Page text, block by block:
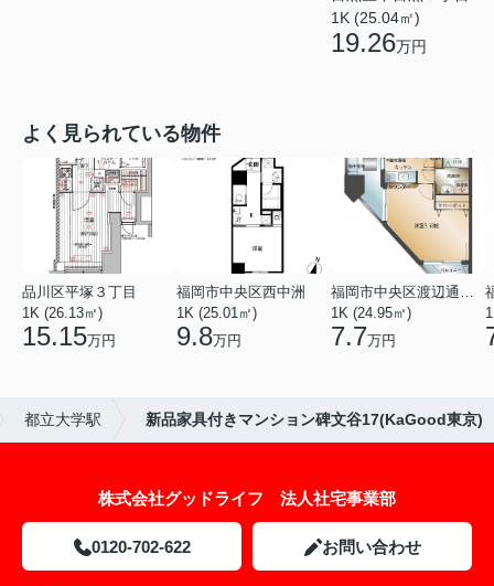
1K (25.04㎡)
19.26万円
よく見られている物件
品川区平塚３丁目
1K (26.13㎡)
15.15万円
福岡市中央区西中洲
1K (25.01㎡)
9.8万円
福岡市中央区渡辺通５丁目
1K (24.95㎡)
7.7万円
都立大学駅 新品家具付きマンション碑文谷17(KaGood東京)
株式会社グッドライフ 法人社宅事業部
0120-702-622 お問い合わせ